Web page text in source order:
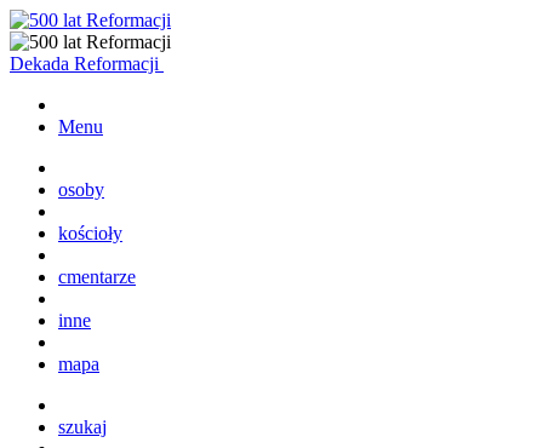
Dekada Reformacji
Menu
osoby
kościoły
cmentarze
inne
mapa
szukaj